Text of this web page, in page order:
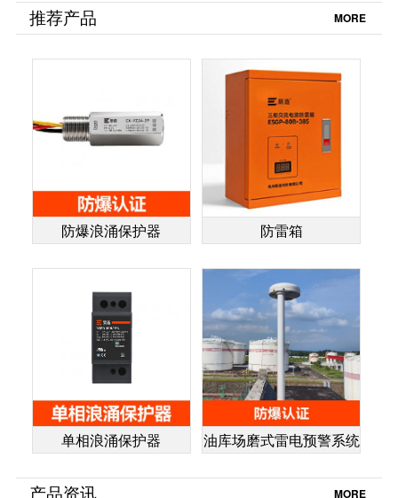
击【杭州易造】
备保护人【杭州易
造】
推荐产品 MORE
防爆浪涌保护器 防雷箱
单相浪涌保护器 油库场磨式雷电预警系统
产品资讯 MORE